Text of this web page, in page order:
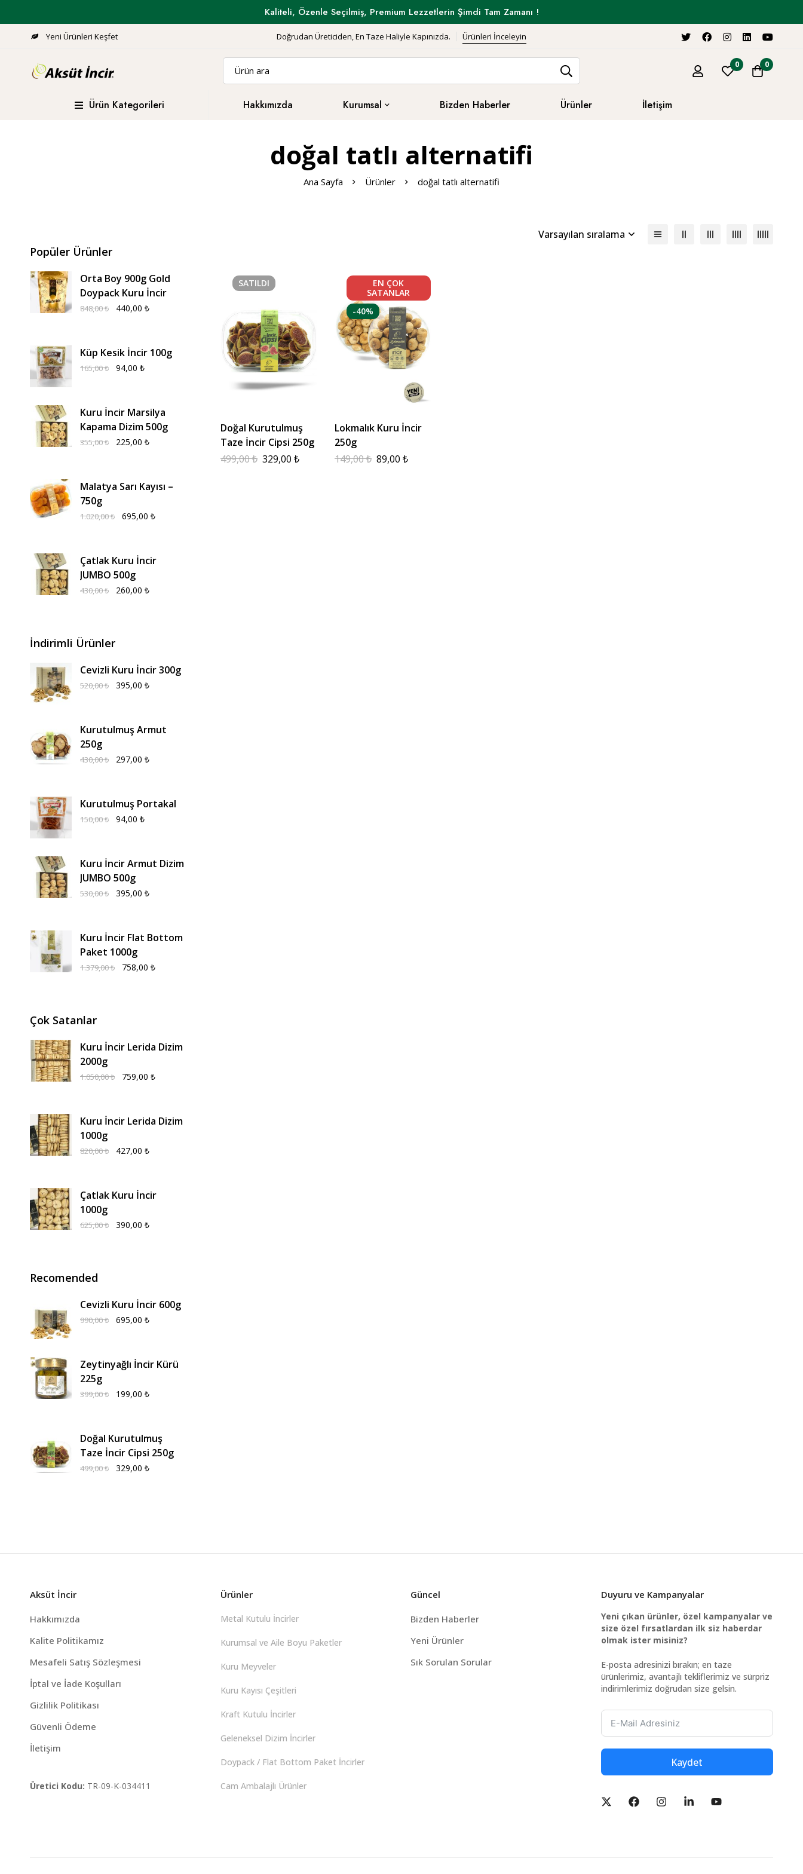
Kaliteli, Özenle Seçilmiş, Premium Lezzetlerin Şimdi Tam Zamanı !
Yeni Ürünleri Keşfet Doğrudan Üreticiden, En Taze Haliyle Kapınızda. Ürünleri İnceleyin
0 0
Ürün Kategorileri Hakkımızda Kurumsal Bizden Haberler Ürünler İletişim
doğal tatlı alternatifi
Ana Sayfa Ürünler doğal tatlı alternatifi
Popüler Ürünler
Orta Boy 900g Gold
Doypack Kuru İncir
848,00₺ 440,00 ₺
Küp Kesik İncir 100g
165,00₺ 94,00 ₺
Kuru İncir Marsilya
Kapama Dizim 500g
355,00₺ 225,00 ₺
Malatya Sarı Kayısı –
750g
1.020,00₺ 695,00 ₺
Çatlak Kuru İncir
JUMBO 500g
430,00₺ 260,00 ₺
İndirimli Ürünler
Cevizli Kuru İncir 300g
520,00₺ 395,00 ₺
Kurutulmuş Armut
250g
430,00₺ 297,00 ₺
Kurutulmuş Portakal
150,00₺ 94,00 ₺
Kuru İncir Armut Dizim
JUMBO 500g
530,00₺ 395,00 ₺
Kuru İncir Flat Bottom
Paket 1000g
1.379,00₺ 758,00 ₺
Çok Satanlar
Kuru İncir Lerida Dizim
2000g
1.050,00₺ 759,00 ₺
Kuru İncir Lerida Dizim
1000g
820,00₺ 427,00 ₺
Çatlak Kuru İncir
1000g
625,00₺ 390,00 ₺
Recomended
Cevizli Kuru İncir 600g
990,00₺ 695,00 ₺
Zeytinyağlı İncir Kürü
225g
399,00₺ 199,00 ₺
Doğal Kurutulmuş
Taze İncir Cipsi 250g
499,00₺ 329,00 ₺
Varsayılan sıralama
SATILDI
Doğal Kurutulmuş
Taze İncir Cipsi 250g
499,00₺ 329,00 ₺
EN ÇOK
SATANLAR
-40%
Lokmalık Kuru İncir
250g
149,00₺ 89,00 ₺
Aksüt İncir
Hakkımızda
Kalite Politikamız
Mesafeli Satış Sözleşmesi
İptal ve İade Koşulları
Gizlilik Politikası
Güvenli Ödeme
İletişim
Üretici Kodu: TR-09-K-034411
Ürünler
Metal Kutulu İncirler
Kurumsal ve Aile Boyu Paketler
Kuru Meyveler
Kuru Kayısı Çeşitleri
Kraft Kutulu İncirler
Geleneksel Dizim İncirler
Doypack / Flat Bottom Paket İncirler
Cam Ambalajlı Ürünler
Güncel
Bizden Haberler
Yeni Ürünler
Sık Sorulan Sorular
Duyuru ve Kampanyalar
Yeni çıkan ürünler, özel kampanyalar ve
size özel fırsatlardan ilk siz haberdar
olmak ister misiniz?
E-posta adresinizi bırakın; en taze
ürünlerimiz, avantajlı tekliflerimiz ve sürpriz
indirimlerimiz doğrudan size gelsin.
Kaydet